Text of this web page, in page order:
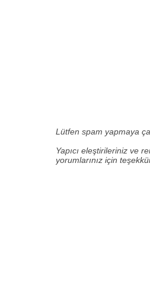
Lütfen spam yapmaya
Yapıcı eleştirileriniz ve
yorumlarınız için